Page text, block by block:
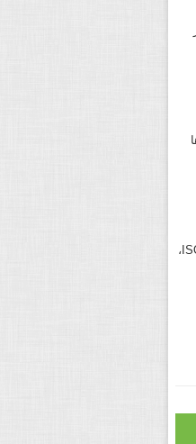
درک نوردهی – همراه با توضیح ISO،